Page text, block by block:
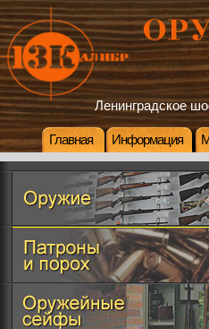
Ленинградское
Главная Информация